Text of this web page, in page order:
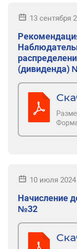
13 сентября
(дивиденда)
10 июля 2024
Начисление
№32